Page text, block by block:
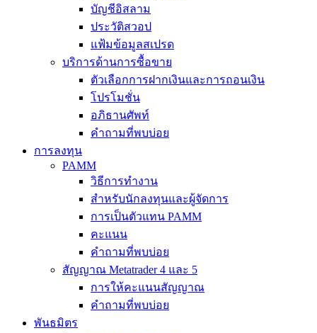
บัญชีอิสลาม
ประวัติสวอป
แฟ้มข้อมูลสเปรด
บริการด้านการซื้อขาย
ตัวเลือกการฝากเงินและการถอนเงิน
โปรโมชั่น
อภิธานศัพท์
คำถามที่พบบ่อย
การลงทุน
PAMM
วิธีการทำงาน
สำหรับนักลงทุนและผู้จัดการ
การเป็นตัวแทน PAMM
คะแนน
คำถามที่พบบ่อย
สัญญาณ Metatrader 4 และ 5
การให้คะแนนสัญญาณ
คำถามที่พบบ่อย
พันธมิตร